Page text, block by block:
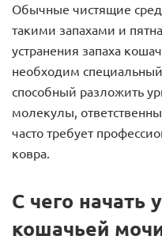
Обычные чистящие
такими запахами и
устранения запаха
необходим
способный разложить
молекулы,
часто требует
ковра.
С чего начать
кошачьей